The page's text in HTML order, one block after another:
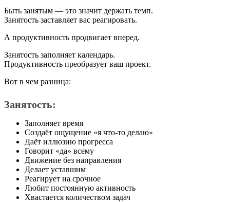
Быть занятым — это значит держать темп.
Занятость заставляет вас реагировать.
А продуктивность продвигает вперед.
Занятость заполняет календарь.
Продуктивность преобразует ваш проект.
Вот в чем разница:
Занятость:
Заполняет время
Создаёт ощущение «я что-то делаю»
Даёт иллюзию прогресса
Говорит «да» всему
Движение без направления
Делает уставшим
Реагирует на срочное
Любит постоянную активность
Хвастается количеством задач